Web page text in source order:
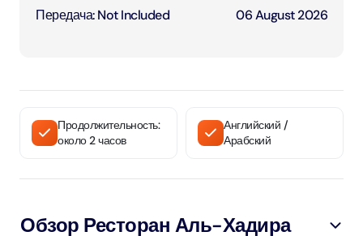
Передача:Not Included 06 August 2026
Продолжительность:
около 2 часов
Английский /
Арабский
Обзор Ресторан Аль-Хадира